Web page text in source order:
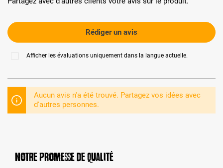
Rédiger un avis
Afficher les évaluations uniquement dans la langue actuelle.
Aucun avis n'a été trouvé. Partagez vos idées avec
d'autres personnes.
Notre promesse de qualité